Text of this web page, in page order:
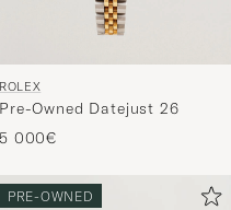
ROLEX
Pre-Owned Datejust 26
5 000€
PRE-OWNED